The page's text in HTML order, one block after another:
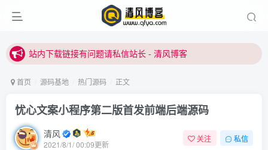
站内下载链接有问题请私信站长 - 清风博客
站内下载链接有问题请私信站长 - 清风博客
首页 源码基地 热门源码 正文
忧心文案小程序第二版首发前端后端源码
清风
2021/8/1/ 00:09更新
关注 私信